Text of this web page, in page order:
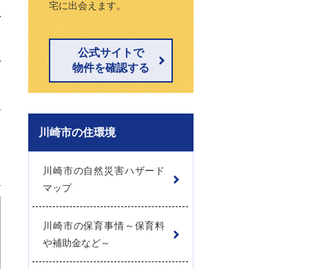
宅に出会えます。
公式サイトで
物件を確認する
川崎市の住環境
川崎市の自然災害ハザード
マップ
川崎市の保育事情～保育料
や補助金など～